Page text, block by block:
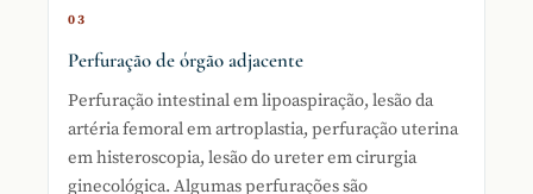
03
Perfuração de órgão adjacente
Perfuração intestinal em lipoaspiração, lesão da
artéria femoral em artroplastia, perfuração uterina
em histeroscopia, lesão do ureter em cirurgia
ginecológica. Algumas perfurações são